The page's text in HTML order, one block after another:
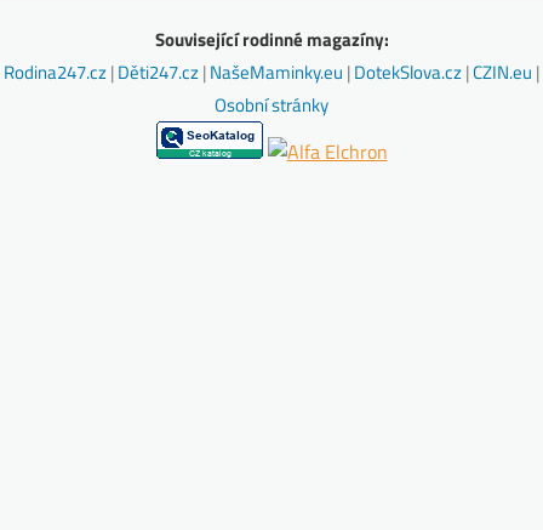
Související rodinné magazíny:
Rodina247.cz|Děti247.cz|NašeMaminky.eu |DotekSlova.cz|CZIN.eu |
Osobní stránky